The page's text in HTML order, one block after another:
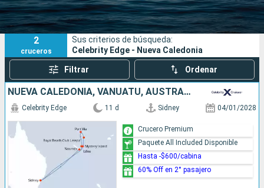
Puertos Compañías
Buscar
2
cruceros
Sus criterios de búsqueda:
Celebrity Edge - Nueva Caledonia
Filtrar Ordenar
NUEVA CALEDONIA, VANUATU, AUSTRALIA
Celebrity Edge 11 d Sidney 04/01/2028
Crucero Premium
Paquete All Included Disponible
Hasta -$600/cabina
60% Off en 2° pasajero